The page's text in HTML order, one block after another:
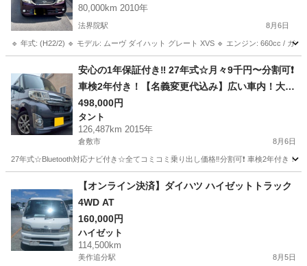
80,000km 2010年
法界院駅 8月6日
🔹 年式: (H22/2) 🔹 モデル: ムーヴ ダイハット グレート XVS 🔹 エンジン: 660cc / ガ
法界院駅 ダイハツ 令和
安心の1年保証付き‼️ 27年式☆月々9千円〜分割可❗️
車検2年付き！【名義変更代込み】広い車内！大人
気‼️ダイハツ タントカスタム☆Bluetooth対応ナビ
付き☆走行中DVD見れます♪ETC付き☆便利なバッ
クカメラ付き☆純正アルミ☆事故修復歴無し☆電
498,000円
タント
126,487km 2015年
倉敷市 8月6日
27年式☆Bluetooth対応ナビ付き☆全てコミコミ乗り出し価格‼️分割可❗️ 車検2年付き！
タント 走行距離
【オンライン決済】ダイハツ ハイゼットトラック
4WD AT
160,000円
ハイゼット
114,500km
美作追分駅 8月5日